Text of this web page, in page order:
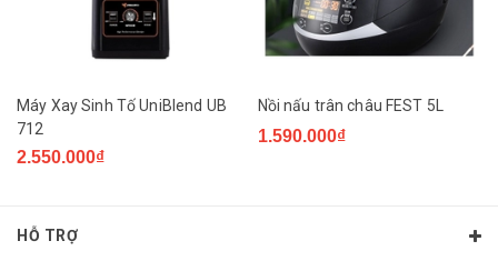
Máy Xay Sinh Tố UniBlend UB
712
2.550.000₫
Nồi nấu trân châu FEST 5L
1.590.000₫
HỖ TRỢ